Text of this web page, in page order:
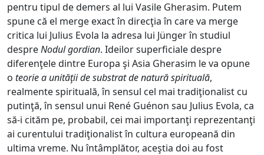
pentru tipul de demers al lui Vasile Gherasim. Putem
spune că el merge exact în direcţia în care va merge
critica lui Julius Evola la adresa lui Jünger în studiul
despreNodul gordian. Ideilor superficiale despre
diferenţele dintre Europa şi Asia Gherasim le va opune
o teorie a unităţii de substrat de natură spirituală,
realmente spirituală, în sensul cel mai tradiţionalist cu
putinţă, în sensul unui René Guénon sau Julius Evola, ca
să-i cităm pe, probabil, cei mai importanţi reprezentanţi
ai curentului tradiţionalist în cultura europeană din
ultima vreme. Nu întâmplător, aceştia doi au fost